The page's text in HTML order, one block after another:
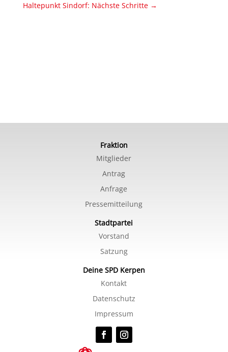
Haltepunkt Sindorf: Nächste Schritte→
Fraktion
Mitglieder
Antrag
Anfrage
Pressemitteilung
Stadtpartei
Vorstand
Satzung
Deine SPD Kerpen
Kontakt
Datenschutz
Impressum